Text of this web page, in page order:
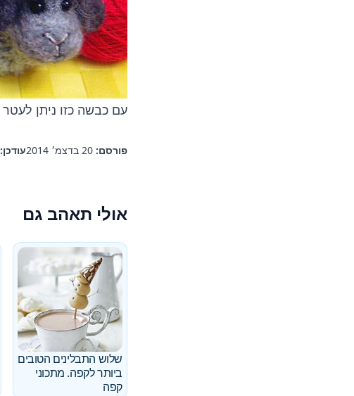
עם כבשה כזו ניתן לעטר
פורסם: 20 בדצמ׳ 2014 עודכן:
אולי תאהב גם
שלוש התבלינים הטובים
ביותר לקפה. מתכוני
קפה